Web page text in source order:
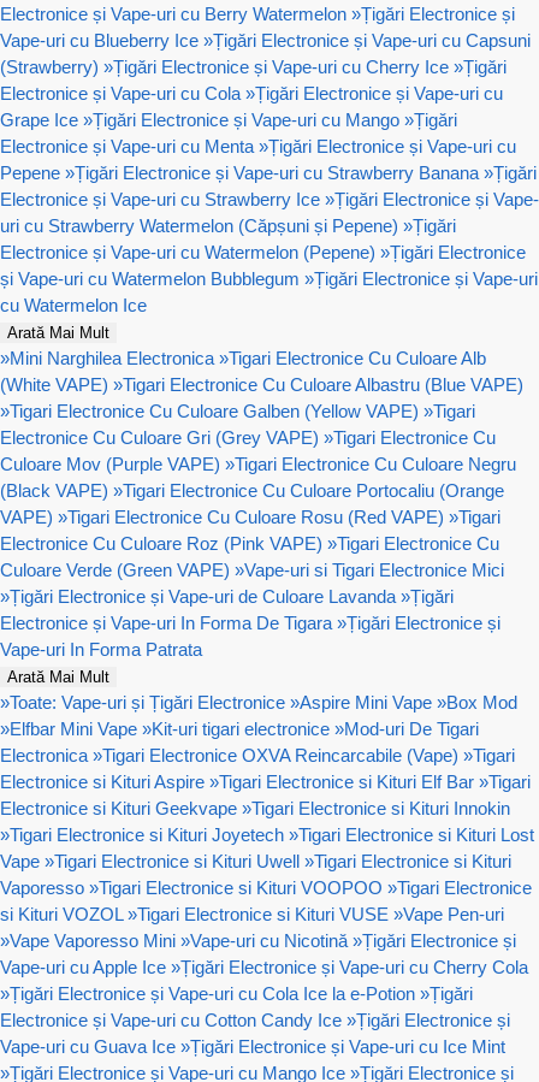
Electronice și Vape-uri cu Berry Watermelon »Țigări Electronice și
Vape-uri cu Blueberry Ice »Țigări Electronice și Vape-uri cu Capsuni
(Strawberry) »Țigări Electronice și Vape-uri cu Cherry Ice »Țigări
Electronice și Vape-uri cu Cola »Țigări Electronice și Vape-uri cu
Grape Ice »Țigări Electronice și Vape-uri cu Mango »Țigări
Electronice și Vape-uri cu Menta »Țigări Electronice și Vape-uri cu
Pepene »Țigări Electronice și Vape-uri cu Strawberry Banana »Țigări
Electronice și Vape-uri cu Strawberry Ice »Țigări Electronice și Vape-
uri cu Strawberry Watermelon (Căpșuni și Pepene) »Țigări
Electronice și Vape-uri cu Watermelon (Pepene) »Țigări Electronice
și Vape-uri cu Watermelon Bubblegum »Țigări Electronice și Vape-uri
cu Watermelon Ice
Arată Mai Mult
»Mini Narghilea Electronica »Tigari Electronice Cu Culoare Alb
(White VAPE) »Tigari Electronice Cu Culoare Albastru (Blue VAPE)
»Tigari Electronice Cu Culoare Galben (Yellow VAPE) »Tigari
Electronice Cu Culoare Gri (Grey VAPE) »Tigari Electronice Cu
Culoare Mov (Purple VAPE) »Tigari Electronice Cu Culoare Negru
(Black VAPE) »Tigari Electronice Cu Culoare Portocaliu (Orange
VAPE) »Tigari Electronice Cu Culoare Rosu (Red VAPE) »Tigari
Electronice Cu Culoare Roz (Pink VAPE) »Tigari Electronice Cu
Culoare Verde (Green VAPE) »Vape-uri si Tigari Electronice Mici
»Țigări Electronice și Vape-uri de Culoare Lavanda »Țigări
Electronice și Vape-uri In Forma De Tigara »Țigări Electronice și
Vape-uri In Forma Patrata
Arată Mai Mult
»Toate: Vape-uri și Țigări Electronice »Aspire Mini Vape »Box Mod
»Elfbar Mini Vape »Kit-uri tigari electronice »Mod-uri De Tigari
Electronica »Tigari Electronice OXVA Reincarcabile (Vape) »Tigari
Electronice si Kituri Aspire »Tigari Electronice si Kituri Elf Bar »Tigari
Electronice si Kituri Geekvape »Tigari Electronice si Kituri Innokin
»Tigari Electronice si Kituri Joyetech »Tigari Electronice si Kituri Lost
Vape »Tigari Electronice si Kituri Uwell »Tigari Electronice si Kituri
Vaporesso »Tigari Electronice si Kituri VOOPOO »Tigari Electronice
si Kituri VOZOL »Tigari Electronice si Kituri VUSE »Vape Pen-uri
»Vape Vaporesso Mini »Vape-uri cu Nicotină »Țigări Electronice și
Vape-uri cu Apple Ice »Țigări Electronice și Vape-uri cu Cherry Cola
»Țigări Electronice și Vape-uri cu Cola Ice la e-Potion »Țigări
Electronice și Vape-uri cu Cotton Candy Ice »Țigări Electronice și
Vape-uri cu Guava Ice »Țigări Electronice și Vape-uri cu Ice Mint
»Țigări Electronice și Vape-uri cu Mango Ice »Țigări Electronice și